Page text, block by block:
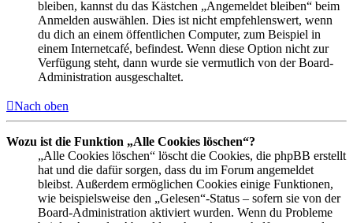
bleiben, kannst du das Kästchen „Angemeldet bleiben“ beim
Anmelden auswählen. Dies ist nicht empfehlenswert, wenn
du dich an einem öffentlichen Computer, zum Beispiel in
einem Internetcafé, befindest. Wenn diese Option nicht zur
Verfügung steht, dann wurde sie vermutlich von der Board-
Administration ausgeschaltet.
Nach oben
Wozu ist die Funktion „Alle Cookies löschen“?
„Alle Cookies löschen“ löscht die Cookies, die phpBB erstellt
hat und die dafür sorgen, dass du im Forum angemeldet
bleibst. Außerdem ermöglichen Cookies einige Funktionen,
wie beispielsweise den „Gelesen“-Status – sofern sie von der
Board-Administration aktiviert wurden. Wenn du Probleme